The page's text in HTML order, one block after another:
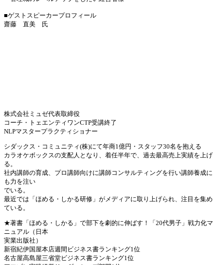
■ゲストスピーカープロフィール
齋藤 直美 氏
株式会社ミュゼ代表取締役
コーチ・トェエンティワンCTP受講終了
NLPマスタープラクティショナー
シダックス・コミュニティ(株)にて年商1億円・スタッフ30名を抱える
カラオケボックスの支配人となり、着任半年で、過去最高売上実績を上げ
る。
社内講師の育成、プロ講師向けに講師コンサルティングを行い講師養成に
も力を注い
でいる。
最近では「ほめる・しかる研修」がメディアに取り上げられ、注目を集め
ている。
★著書「ほめる・しかる」で部下を劇的に伸ばす！「20代男子」戦力化マ
ニュアル（日本
実業出版社）
新宿紀伊国屋本店週間ビジネス書ランキング1位
名古屋高島屋三省堂ビジネス書ランキング1位